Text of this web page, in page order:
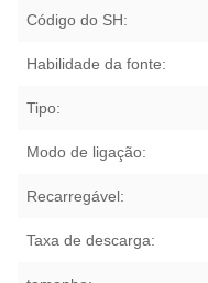
Código do SH:
Habilidade da fonte:
Tipo:
Modo de ligação:
Recarregável:
Taxa de descarga: